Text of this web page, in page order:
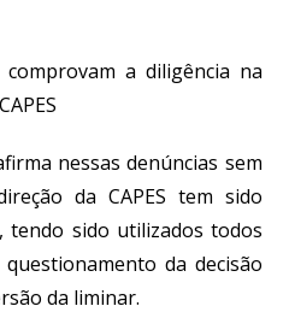
a diligência na
nessas denúncias sem
da CAPES tem sido
tendo sido utilizados todos
da decisão
da liminar.